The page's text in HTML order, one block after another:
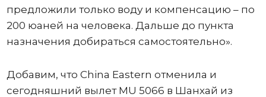
предложили только воду и компенсацию – по
200 юаней на человека. Дальше до пункта
назначения добираться самостоятельно».
Добавим, что China Eastern отменила и
сегодняшний вылет MU 5066 в Шанхай из